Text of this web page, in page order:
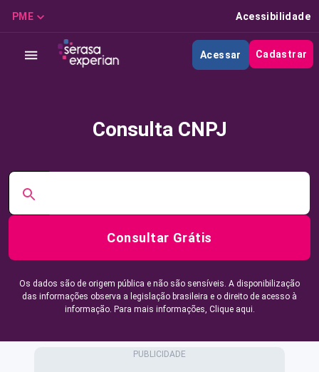
PME Acessibilidade
Acessar Cadastrar
Consulta CNPJ
Consultar Grátis
Os dados são de origem pública e não são sensíveis. A disponibilização
das informações observa a legislação brasileira e o direito de acesso à
informação. Para mais informações, Clique aqui.